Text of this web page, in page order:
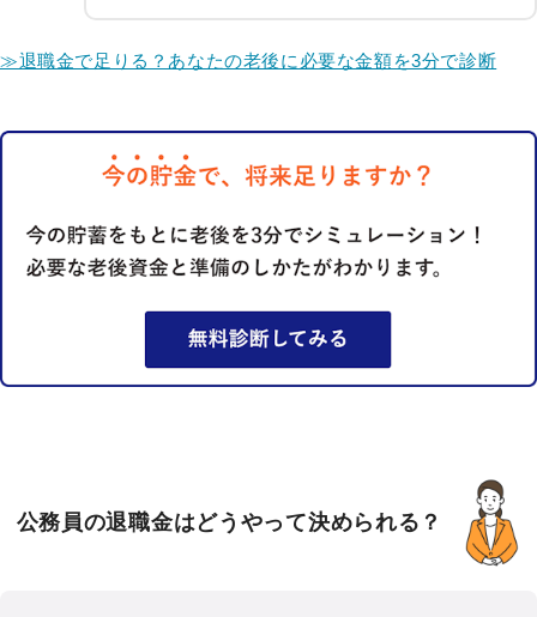
≫退職金で足りる？あなたの老後に必要な金額を3分で診断
公務員の退職金はどうやって決められる？